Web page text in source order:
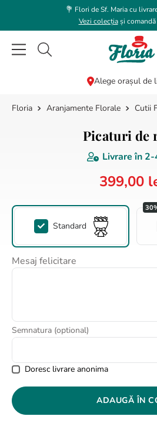
💐 Flori de Sf. Maria cu
Vezi colecțiași
Caută flori, plante, cadouri...
Alege orașul de
Aranjamente Florale Cutii
Picaturi de
Livrare în 2-
399,00
Standard
Mesaj felicitare
Semnatura (optional)
Doresc livrare anonima
ADAUGĂ ÎN
CĂUTĂRI POPULARE
5.
hortensie
buchet trandafiri
7.
trandafiri albi
8.
buchet crini